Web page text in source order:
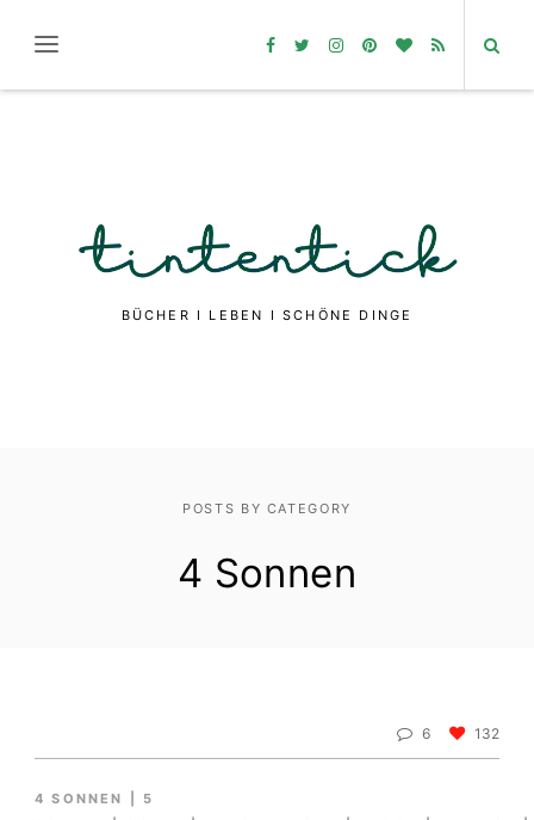
BÜCHER I LEBEN I SCHÖNE DINGE
POSTS BY CATEGORY
4 Sonnen
6 132
4 SONNEN
5